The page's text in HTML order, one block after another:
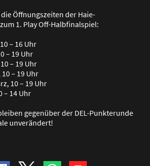
Öffnungszeiten der Haie-
1. Play Off-Halbfinalspiel:
– 16 Uhr
– 19 Uhr
– 19 Uhr
– 19 Uhr
10 – 19 Uhr
– 14 Uhr
gegenüber der DEL-Punkterunde
unverändert!